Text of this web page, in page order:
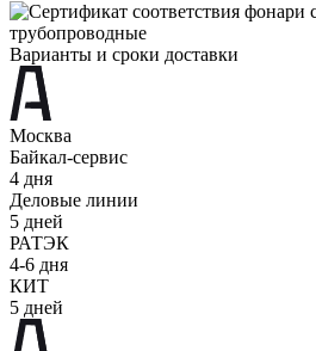
Варианты и сроки доставки
Москва
Байкал-сервис
4 дня
Деловые линии
5 дней
РАТЭК
4-6 дня
КИТ
5 дней